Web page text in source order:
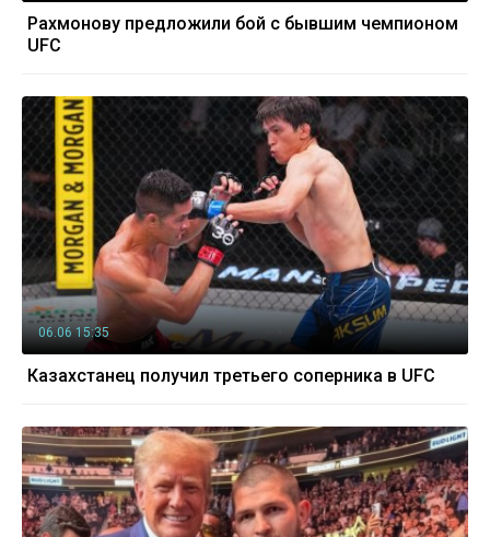
Рахмонову предложили бой с бывшим чемпионом
UFC
06.06 15:35
Казахстанец получил третьего соперника в UFC